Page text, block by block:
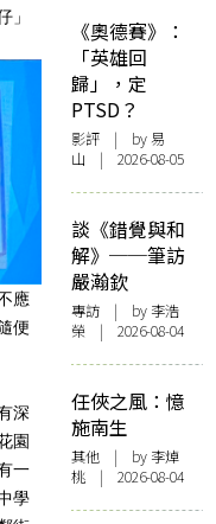
」
應
便
深
園
一
學
《奧德賽》：
「英雄回
歸」，定
PTSD？
影評 | by 易
山 | 2026-08-05
談《錯覺與和
解》──筆訪
嚴瀚欽
專訪 | by 李浩
榮 | 2026-08-04
任俠之風：憶
施南生
其他 | by 李焯
桃 | 2026-08-04